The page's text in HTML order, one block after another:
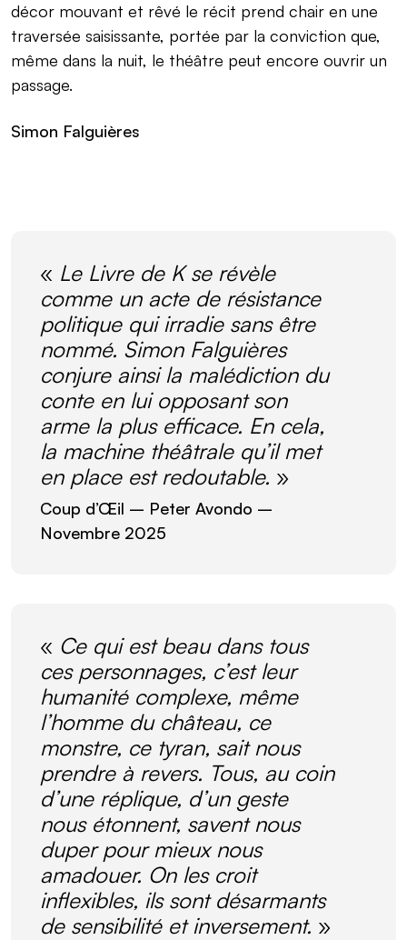
décor mouvant et rêvé le récit prend chair en une
traversée saisissante, portée par la conviction que,
même dans la nuit, le théâtre peut encore ouvrir un
passage.
Simon Falguières
« Le Livre de K se révèle
comme un acte de résistance
politique qui irradie sans être
nommé. Simon Falguières
conjure ainsi la malédiction du
conte en lui opposant son
arme la plus efficace. En cela,
la machine théâtrale qu’il met
en place est redoutable. »
Coup d’Œil – Peter Avondo –
Novembre 2025
« Ce qui est beau dans tous
ces personnages, c’est leur
humanité complexe, même
l’homme du château, ce
monstre, ce tyran, sait nous
prendre à revers. Tous, au coin
d’une réplique, d’un geste
nous étonnent, savent nous
duper pour mieux nous
amadouer. On les croit
inflexibles, ils sont désarmants
de sensibilité et inversement. »